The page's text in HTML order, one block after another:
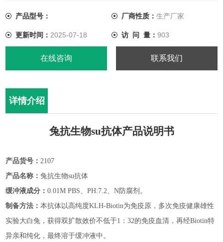
经Biotin特异亲和纯化，最终溶于缓冲液中。
产品纯度：以抗体计不低于90%。
产品型号： 厂商性质： 生产厂家
更新时间： 2025-07-18 访 问 量： 903
在线咨询 联系我们
详情介绍
兔抗生物su抗体产品说明书
产品货号：2107
产品名称：兔抗生物su抗体
缓冲液成分：0.01M PBS、PH:7.2、N防腐剂。
制备方法：本抗体以高纯度KLH-Biotin为免疫原，多次免疫健康雄性
实验大白兔，获得双扩散效价不低于1：32的免疫血清，再经Biotin特
异亲和纯化，最终溶于缓冲液中。